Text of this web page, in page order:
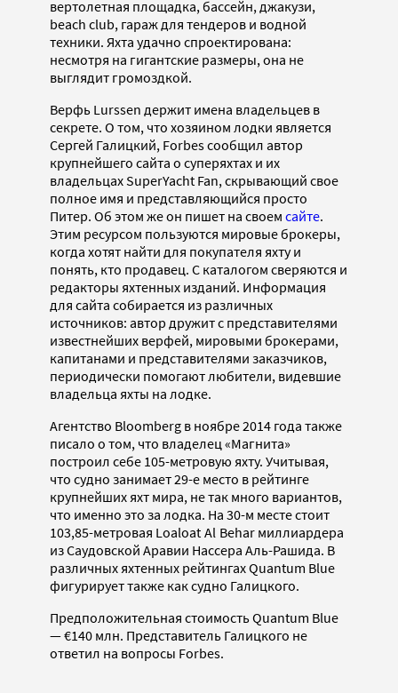
вертолетная площадка, бассейн, джакузи,
beach club, гараж для тендеров и водной
техники. Яхта удачно спроектирована:
несмотря на гигантские размеры, она не
выглядит громоздкой.
Верфь Lurssen держит имена владельцев в
секрете. О том, что хозяином лодки является
Сергей Галицкий, Forbes сообщил автор
крупнейшего сайта о суперяхтах и их
владельцах SuperYacht Fan, скрывающий свое
полное имя и представляющийся просто
Питер. Об этом же он пишет на своем сайте.
Этим ресурсом пользуются мировые брокеры,
когда хотят найти для покупателя яхту и
понять, кто продавец. С каталогом сверяются и
редакторы яхтенных изданий. Информация
для сайта собирается из различных
источников: автор дружит с представителями
известнейших верфей, мировыми брокерами,
капитанами и представителями заказчиков,
периодически помогают любители, видевшие
владельца яхты на лодке.
Агентство Bloomberg в ноябре 2014 года также
писало о том, что владелец «Магнита»
построил себе 105-метровую яхту. Учитывая,
что судно занимает 29-е место в рейтинге
крупнейших яхт мира, не так много вариантов,
что именно это за лодка. На 30-м месте стоит
103,85-метровая Loaloat Al Behar миллиардера
из Саудовской Аравии Нассера Аль-Рашида. В
различных яхтенных рейтингах Quantum Blue
фигурирует также как судно Галицкого.
Предположительная стоимость Quantum Blue
— €140 млн. Представитель Галицкого не
ответил на вопросы Forbes.